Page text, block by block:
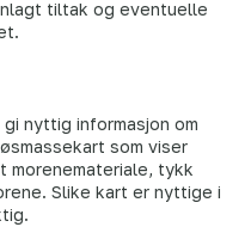
tiltak og eventuelle
nyttig informasjon om
som viser
morenemateriale, tykk
Slike kart er nyttige i